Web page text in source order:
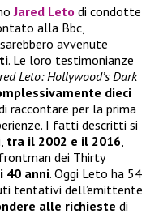
Jared Leto di condotte
alla Bbc,
avvenute
. Le loro testimonianze
Leto: Hollywood’s Dark
dieci
raccontare per la prima
I fatti descritti si
tra il 2002 e il 2016
dei Thirty
40 anni. Oggi Leto ha 54
tentativi dell’emittente
alle richieste di